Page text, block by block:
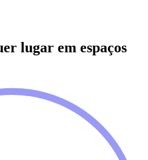
lugar em espaços